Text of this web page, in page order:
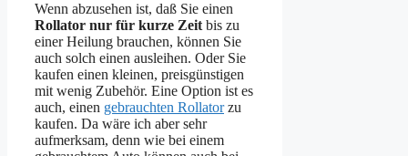
Wenn abzusehen ist, daß Sie einen
Rollator nur für kurze Zeit bis zu
einer Heilung brauchen, können Sie
auch solch einen ausleihen. Oder Sie
kaufen einen kleinen, preisgünstigen
mit wenig Zubehör. Eine Option ist es
auch, einen gebrauchten Rollatorzu
kaufen. Da wäre ich aber sehr
aufmerksam, denn wie bei einem